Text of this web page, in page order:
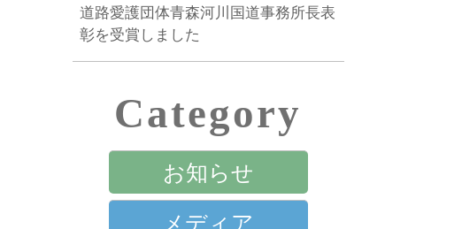
道路愛護団体青森河川国道事務所長表
彰を受賞しました
Category
お知らせ
メディア